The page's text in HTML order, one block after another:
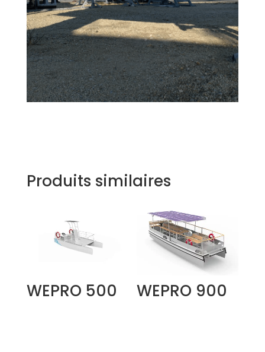
Produits similaires
WEPRO 500 WEPRO 900